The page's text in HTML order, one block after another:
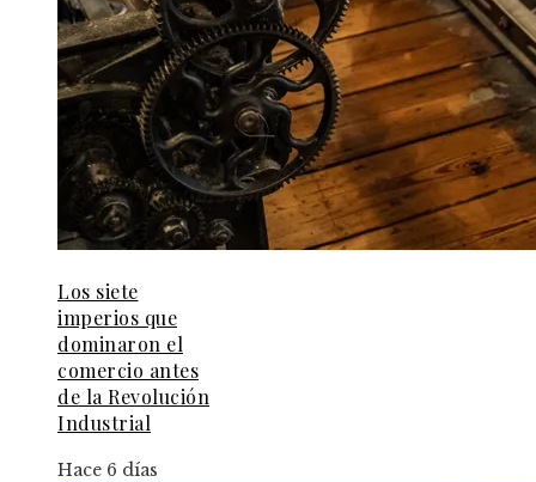
Los siete
imperios que
dominaron el
comercio antes
de la Revolución
Industrial
Hace 6 días